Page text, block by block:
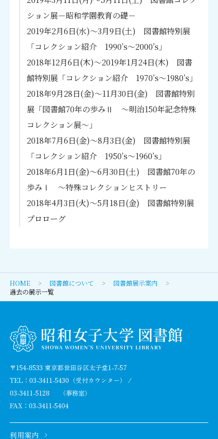
ション展－昭和学園教育の礎－
2019年2月6日(水)～3月9日(土) 図書館特別展
「コレクション紹介 1990’s～2000’s」
2018年12月6日(木)～2019年1月24日(木) 図書
館特別展「コレクション紹介 1970’s～1980’s」
2018年9月28日(金)～11月30日(金) 図書館特別
展「図書館70年の歩みⅡ ～明治150年記念特殊
コレクション展～」
2018年7月6日(金)～8月3日(金) 図書館特別展
「コレクション紹介 1950’s～1960’s」
2018年6月1日(金)～6月30日(土) 図書館70年の
歩みⅠ ～特殊コレクションヒストリー
2018年4月3日(火)～5月18日(金) 図書館特別展
プロローグ
HOME 図書館について
図書館展示案内
過去の展示一覧
〒154-8533 東京都世田谷区太子堂1-7-57
TEL： 03-3411-5430 （受付カウンター） /
03-3411-5128
（事務室）
FAX：03-3411-5404
利用案内